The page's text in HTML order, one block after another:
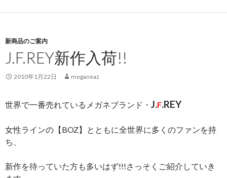
新商品のご案内
J.F.REY新作入荷!!
2010年1月22日 meganeaz
世界で一番売れているメガネブランド・ J.F.REY
女性ラインの【BOZ】とともに全世界に多くのファンを持
ち、
新作を待っていた方も多いはず!!!さっそくご紹介していき